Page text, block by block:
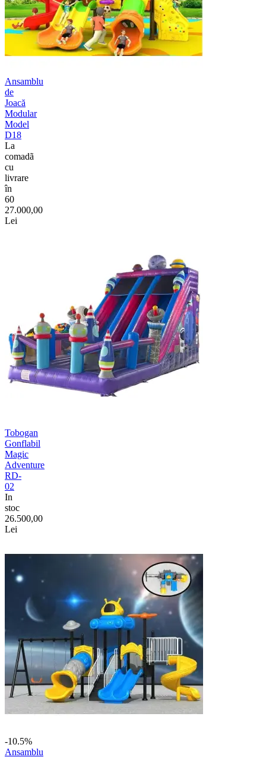
Ansamblu
de
Joacă
Modular
Model
D18
La
comadã
cu
livrare
în
60
27.000,00
Lei
Tobogan
Gonflabil
Magic
Adventure
RD-
02
In
stoc
26.500,00
Lei
-10.5%
Ansamblu